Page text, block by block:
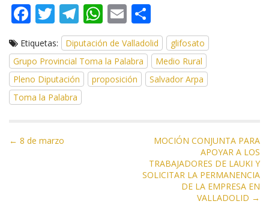
F
e
b
o
o
T
w
itt
er
T
el
e
gr
a
m
W
h
at
s
A
E
m
ai
l
o
m
p
ar
Etiquetas: Diputación de Valladolid
glifosato
Grupo Provincial Toma la Palabra
Medio Rural
Pleno Diputación
proposición
Salvador Arpa
Toma la Palabra
N
← 8 de marzo
MOCIÓN CONJUNTA PARA
APOYAR A LOS
TRABAJADORES DE LAUKI Y
SOLICITAR LA PERMANENCIA
DE LA EMPRESA EN
VALLADOLID →